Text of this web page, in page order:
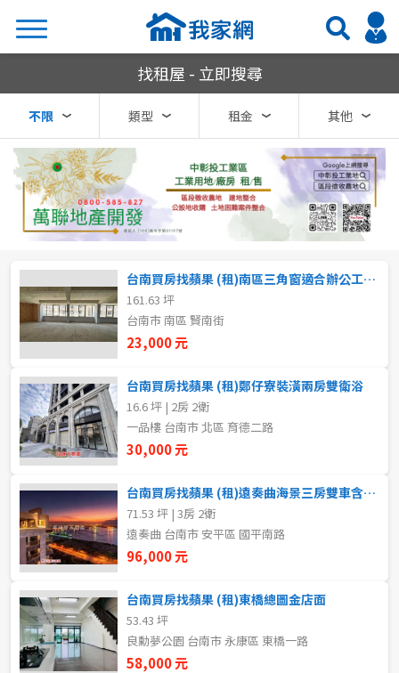
熱門關鍵字
不限
台北市
基隆市
新北市
宜蘭縣
桃園市
新竹市
新竹縣
苗栗縣
台中市
類型(可複選)
不拘 整層住家
雅房 其他住宅
辦公 住辦 廠房
車位
我家網房屋租賃
找租屋 - 立即搜尋
不限 類型 租金 其他
台南買房找蘋果 (租)南區三角窗適合辦公工作室
161.63 坪
台南市 南區 賢南街
23,000 元
台南買房找蘋果 (租)鄭仔寮裝潢兩房雙衛浴
16.6 坪 | 2房 2衛
一品樓 台南市 北區 育德二路
30,000 元
台南買房找蘋果 (租)遠奏曲海景三房雙車含家具
71.53 坪 | 3房 2衛
遠奏曲 台南市 安平區 國平南路
96,000 元
台南買房找蘋果 (租)東橋總圖金店面
53.43 坪
良勳夢公園 台南市 永康區 東橋一路
58,000 元